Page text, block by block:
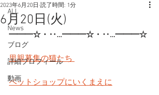
ALL
News
ブログ
詳細プロフィール
動画
6月20日(火)
2023年6月20日 読了時間: 1分
━━━☆・‥…━━━☆・‥…━━━☆
里親募集の猫たち
ペットショップにいくまえに